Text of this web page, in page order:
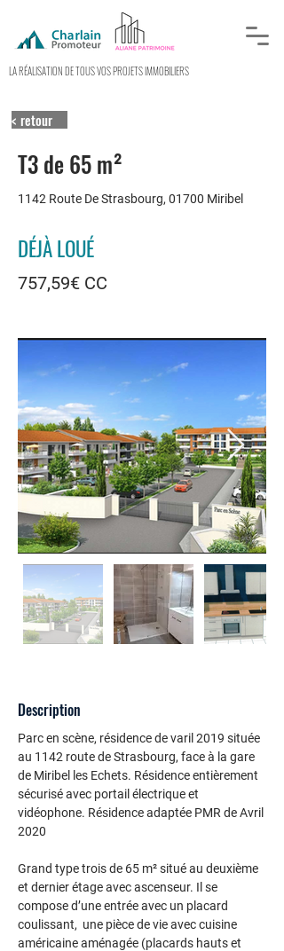
LA RÉALISATION DE TOUS VOS PROJETS IMMOBILIERS
< retour
T3 de 65 m²
1142 Route De Strasbourg, 01700 Miribel
DÉJÀ LOUÉ
757,59€ CC
Description
Parc en scène, résidence de varil 2019 située
au 1142 route de Strasbourg, face à la gare
de Miribel les Echets. Résidence entièrement
sécurisé avec portail électrique et
vidéophone. Résidence adaptée PMR de Avril
2020
Grand type trois de 65 m² situé au deuxième
et dernier étage avec ascenseur. Il se
compose d’une entrée avec un placard
coulissant,  une pièce de vie avec cuisine
américaine aménagée (placards hauts et